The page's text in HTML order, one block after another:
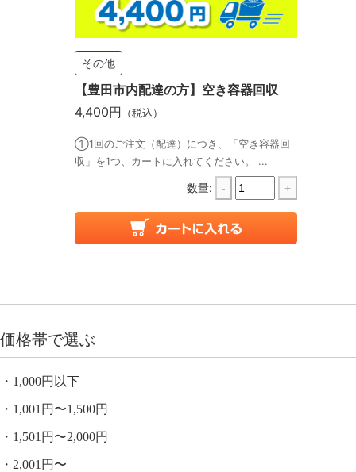
その他
【豊田市内配達の方】空き容器回収
4,400円 （税込）
①1回のご注文（配達）につき、「空き容器回
収」を1つ、カートに入れてください。 ...
数量: - +
価格帯で選ぶ
1,000円以下
1,001円〜1,500円
1,501円〜2,000円
2,001円〜